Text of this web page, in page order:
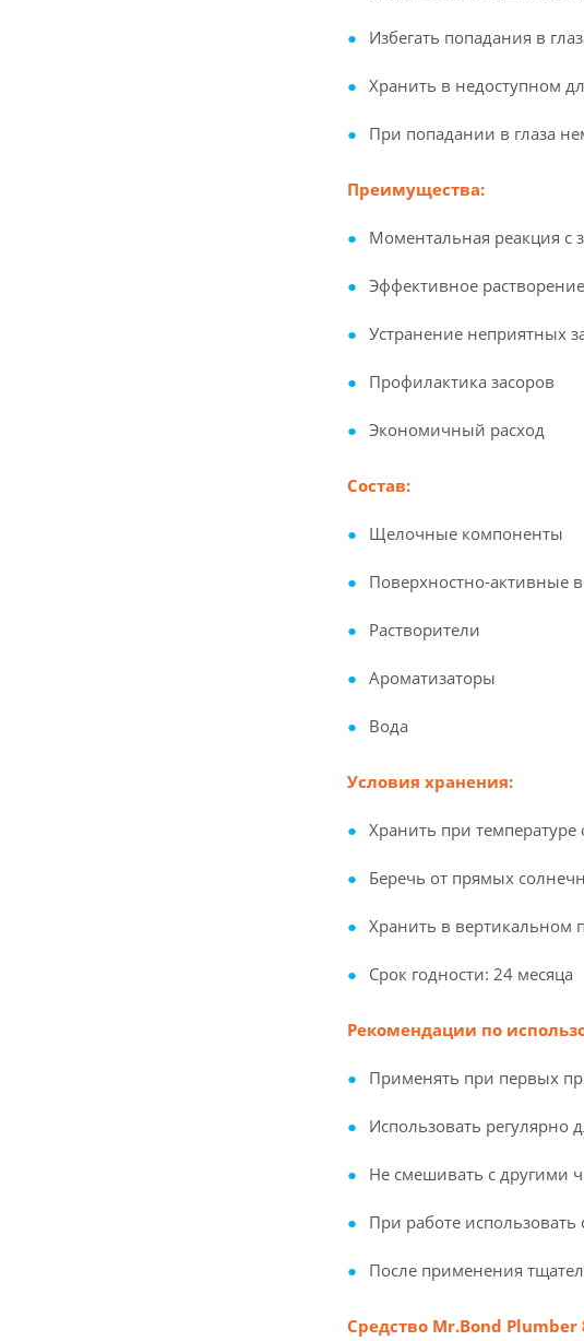
Избегать попадания в
Хранить в недоступном
При попадании в глаза
Преимущества:
Моментальная реакция с
Эффективное
Устранение неприятных
Профилактика засоров
Экономичный расход
Состав:
Щелочные компоненты
Поверхностно-активные
Растворители
Ароматизаторы
Вода
Условия хранения:
Хранить при температуре
Беречь от прямых
Хранить в вертикальном
Срок годности: 24 месяца
Рекомендации по
Применять при первых
Использовать регулярно
Не смешивать с другими
При работе использовать
После применения
Средство Mr.Bond Plumber